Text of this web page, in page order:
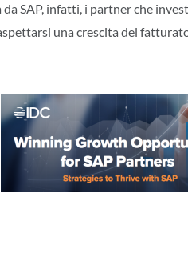
SAP, infatti, i partner che
una crescita del